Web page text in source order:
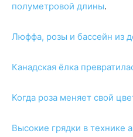
полуметровой длины.
Люффа, розы и бассейн из
Канадская ёлка
Когда роза меняет свой
Высокие грядки в технике